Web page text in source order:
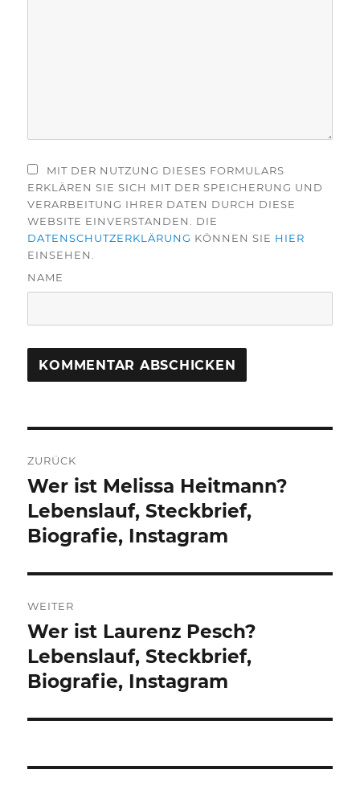
MIT DER NUTZUNG DIESES FORMULARS
ERKLÄREN SIE SICH MIT DER SPEICHERUNG UND
VERARBEITUNG IHRER DATEN DURCH DIESE
WEBSITE EINVERSTANDEN. DIE
DATENSCHUTZERKLÄRUNG KÖNNEN SIE HIER
EINSEHEN.
NAME
ZURÜCK
Vorheriger
Beitrag:
Wer ist Melissa Heitmann?
Lebenslauf, Steckbrief,
Biografie, Instagram
WEITER
Nächster
Beitrag:
Wer ist Laurenz Pesch?
Lebenslauf, Steckbrief,
Biografie, Instagram